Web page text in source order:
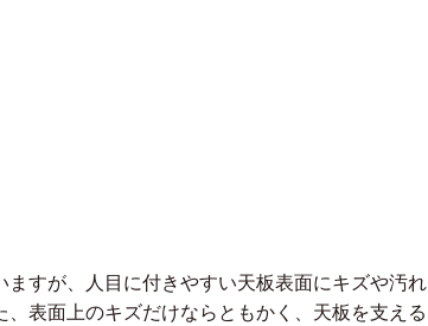
すが、人目に付きやすい天板表面にキズや汚れ
表面上のキズだけならともかく、天板を支える